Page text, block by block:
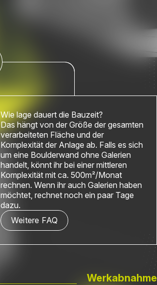
Wie lage dauert die Bauzeit?
Das hängt von der Größe der gesamten
verarbeiteten Fläche und der
Komplexität der Anlage ab. Falls es sich
um eine Boulderwand ohne Galerien
handelt, könnt ihr bei einer mittleren
Komplexität mit ca. 500m²/Monat
rechnen. Wenn ihr auch Galerien haben
möchtet, rechnet noch ein paar Tage
dazu.
Weitere FAQ
Werkabnahme